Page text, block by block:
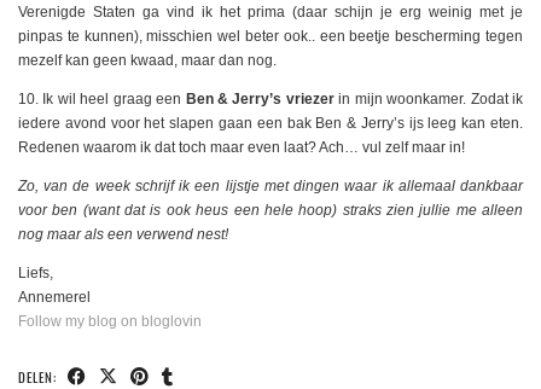
Verenigde Staten ga vind ik het prima (daar schijn je erg weinig met je
pinpas te kunnen), misschien wel beter ook.. een beetje bescherming tegen
mezelf kan geen kwaad, maar dan nog.
10. Ik wil heel graag een Ben & Jerry’s vriezerin mijn woonkamer. Zodat ik
iedere avond voor het slapen gaan een bak Ben & Jerry’s ijs leeg kan eten.
Redenen waarom ik dat toch maar even laat? Ach… vul zelf maar in!
Zo, van de week schrijf ik een lijstje met dingen waar ik allemaal dankbaar
voor ben (want dat is ook heus een hele hoop) straks zien jullie me alleen
nog maar als een verwend nest!
Liefs,
Annemerel
Follow my blog on bloglovin
DELEN: